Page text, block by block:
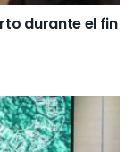
durante el fin